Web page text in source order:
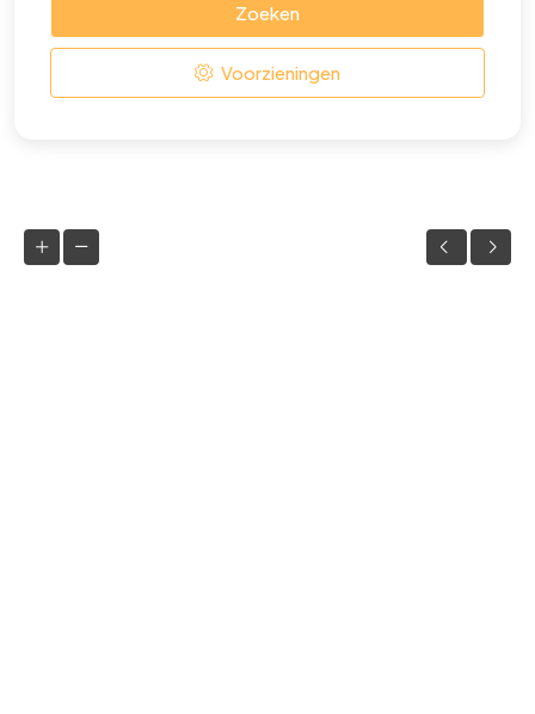
Zoeken
Voorzieningen